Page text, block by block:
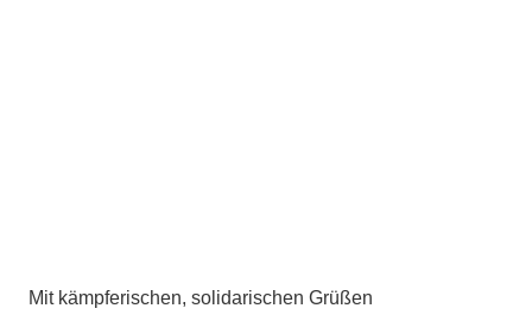
Mit kämpferischen, solidarischen Grüßen